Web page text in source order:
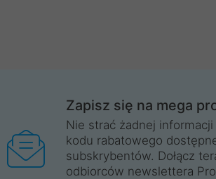
Zapisz się na mega
Nie strać żadnej
kodu rabatowego
subskrybentów. Dołącz
odbiorców newslettera